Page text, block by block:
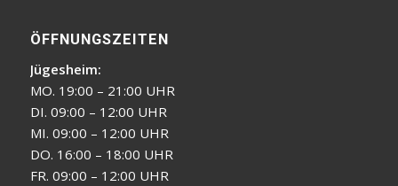
ÖFFNUNGSZEITEN
Jügesheim:
MO. 19:00 – 21:00 UHR
DI. 09:00 – 12:00 UHR
MI. 09:00 – 12:00 UHR
DO. 16:00 – 18:00 UHR
FR. 09:00 – 12:00 UHR